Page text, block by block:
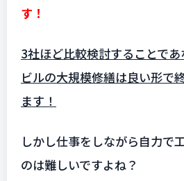
す！
3社ほど比較検討することであ
ビルの大規模修繕は良い形で
ます！
しかし仕事をしながら自力で
のは難しいですよね？